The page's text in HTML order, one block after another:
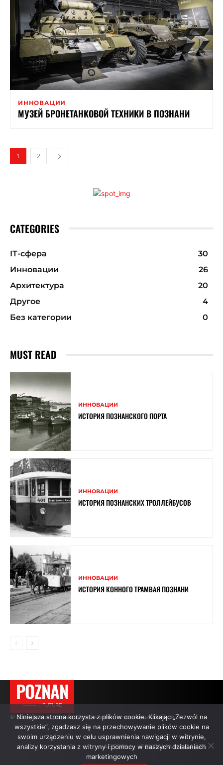
ИННОВАЦИИ
МУЗЕЙ БРОНЕТАНКОВОЙ ТЕХНИКИ В ПОЗНАНИ
1 2
CATEGORIES
ІТ-сфера
30
Инновации
26
Архитектура
20
Другое
4
Без категории
0
MUST READ
ИННОВАЦИИ
ИСТОРИЯ ПОЗНАНСКОГО ПОРТА
ИННОВАЦИИ
ИСТОРИЯ ПОЗНАНСКИХ ТРОЛЛЕЙБУСОВ
ИННОВАЦИИ
ИСТОРИЯ КОННОГО ТРАМВАЯ ПОЗНАНИ
POZNAN
———→ FUTURE
© Все права защищены. Цитирование — с активной ссылкой.
АВТОРЫ РЕКЛАМА НА САЙТЕ
Niniejsza strona korzysta z plików cookie. Klikając „Zezwól na
wszystkie”, zgadzasz się na przechowywanie plików cookie na
swoim urządzeniu w celu usprawnienia nawigacji w witrynie,
analizy korzystania z witryny i pomocy w naszych działaniach
marketingowych